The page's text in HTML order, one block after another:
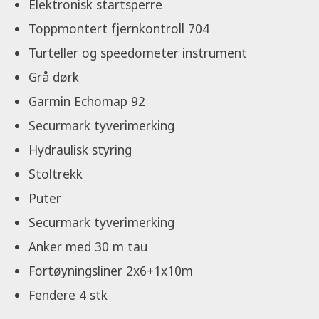
Elektronisk startsperre
Toppmontert fjernkontroll 704
Turteller og speedometer instrument
Grå dørk
Garmin Echomap 92
Securmark tyverimerking
Hydraulisk styring
Stoltrekk
Puter
Securmark tyverimerking
Anker med 30 m tau
Fortøyningsliner 2x6+1x10m
Fendere 4 stk